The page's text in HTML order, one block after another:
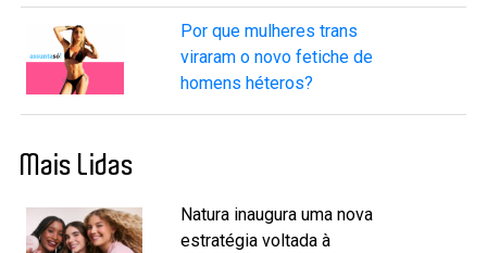
Por que mulheres trans
viraram o novo fetiche de
homens héteros?
Mais Lidas
Natura inaugura uma nova
estratégia voltada à